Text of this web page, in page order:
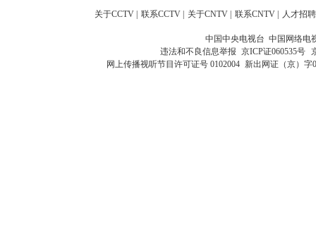
关于CCTV 联系CCTV 关于CNTV 联系CNTV 人才招聘
中国中央电视台 中国网络电
违法和不良信息举报 京ICP证060535号
网上传播视听节目许可证号 0102004 新出网证（京）